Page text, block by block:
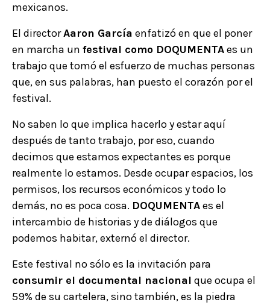
mexicanos.
El directorAaron García enfatizó en que el poner
en marcha un festival como DOQUMENTAes un
trabajo que tomó el esfuerzo de muchas personas
que, en sus palabras, han puesto el corazón por el
festival.
No saben lo que implica hacerlo y estar aquí
después de tanto trabajo, por eso, cuando
decimos que estamos expectantes es porque
realmente lo estamos. Desde ocupar espacios, los
permisos, los recursos económicos y todo lo
demás, no es poca cosa. DOQUMENTAes el
intercambio de historias y de diálogos que
podemos habitar, externó el director.
Este festival no sólo es la invitación para
consumir el documental nacional que ocupa el
59% de su cartelera, sino también, es la piedra